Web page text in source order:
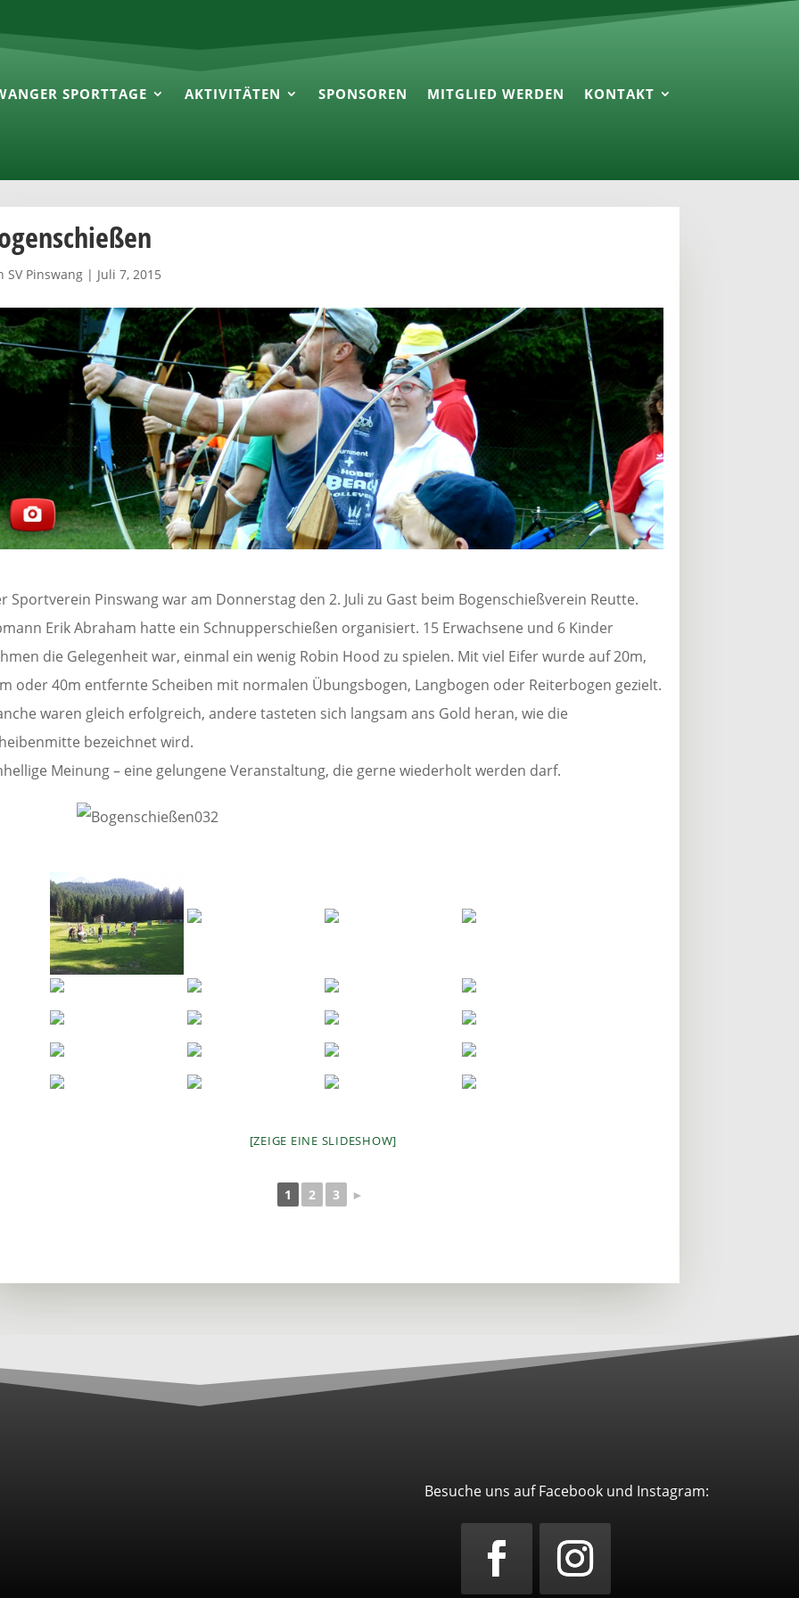
SPORTTAGE AKTIVITÄTEN SPONSOREN MITGLIED WERDEN KONTAKT
SV Pinswang | Juli 7, 2015
Sportverein Pinswang war am Donnerstag den 2. Juli zu Gast beim Bogenschießverein Reutte.
Erik Abraham hatte ein Schnupperschießen organisiert. 15 Erwachsene und 6 Kinder
die Gelegenheit war, einmal ein wenig Robin Hood zu spielen. Mit viel Eifer wurde auf 20m,
oder 40m entfernte Scheiben mit normalen Übungsbogen, Langbogen oder Reiterbogen gezielt.
waren gleich erfolgreich, andere tasteten sich langsam ans Gold heran, wie die
bezeichnet wird.
Meinung – eine gelungene Veranstaltung, die gerne wiederholt werden darf.
[ZEIGE EINE SLIDESHOW]
1 2 3 ►
Besuche uns auf Facebook und Instagram: